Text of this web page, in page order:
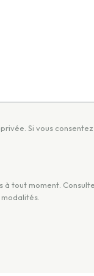
Si vous
à tout moment.